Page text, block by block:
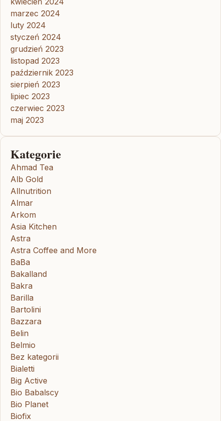
marzec 2024
luty 2024
styczeń 2024
grudzień 2023
listopad 2023
październik 2023
sierpień 2023
lipiec 2023
czerwiec 2023
maj 2023
Kategorie
Ahmad Tea
Alb Gold
Allnutrition
Almar
Arkom
Asia Kitchen
Astra
Astra Coffee and More
BaBa
Bakalland
Bakra
Barilla
Bartolini
Bazzara
Belin
Belmio
Bez kategorii
Bialetti
Big Active
Bio Babalscy
Bio Planet
Biofix